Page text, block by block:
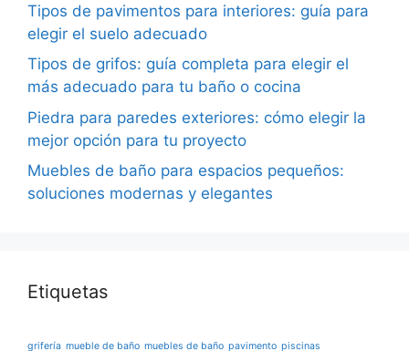
Tipos de pavimentos para interiores: guía para
elegir el suelo adecuado
Tipos de grifos: guía completa para elegir el
más adecuado para tu baño o cocina
Piedra para paredes exteriores: cómo elegir la
mejor opción para tu proyecto
Muebles de baño para espacios pequeños:
soluciones modernas y elegantes
Etiquetas
grifería mueble de baño muebles de baño pavimento piscinas